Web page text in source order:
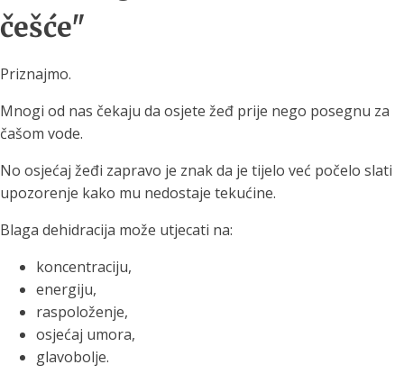
češće"
Priznajmo.
Mnogi od nas čekaju da osjete žeđ prije nego posegnu za
čašom vode.
No osjećaj žeđi zapravo je znak da je tijelo već počelo slati
upozorenje kako mu nedostaje tekućine.
Blaga dehidracija može utjecati na:
koncentraciju,
energiju,
raspoloženje,
osjećaj umora,
glavobolje.